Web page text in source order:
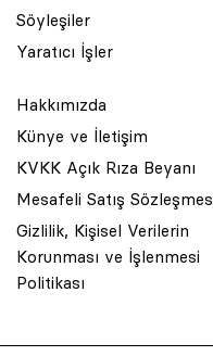
Söyleşiler
Yaratıcı İşler
Hakkımızda
Künye ve İletişim
KVKK Açık Rıza Beyanı
Mesafeli Satış
Gizlilik, Kişisel Verilerin
Korunması ve İşlenmesi
Politikası
© 2001 Rota Yayın Yapım
Asquared WordPress